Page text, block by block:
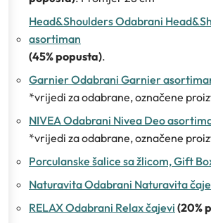
Head&Shoulders Odabrani
asortiman
(45% popusta).
Garnier Odabrani Garnier
*vrijedi za odabrane, označene
NIVEA Odabrani Nivea Deo
*vrijedi za odabrane, označene
Porculanske šalice sa žlicom, Gift
Naturavita Odabrani Naturavita
RELAX Odabrani Relax čajevi (20%